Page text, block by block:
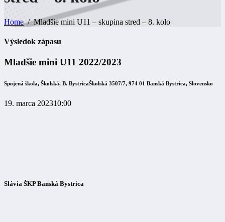
Home Mladšie mini U11 – skupina stred – 8. kolo
Výsledok zápasu
Mladšie mini U11 2022/2023
Spojená škola, Školská, B. BystricaŠkolská 3507/7, 974 01 Banská Bystrica, Slovensko
19. marca 202310:00
Slávia ŠKP Banská Bystrica